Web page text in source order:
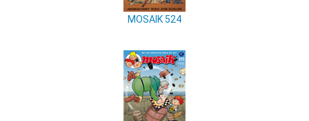
MOSAIK 524